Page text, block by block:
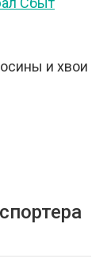
и хвои